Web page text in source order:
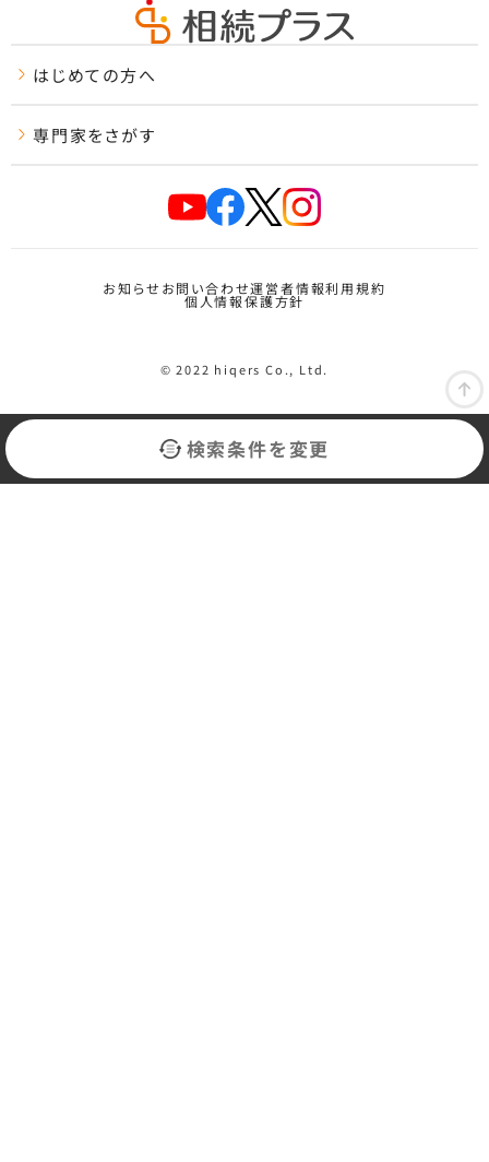
はじめての方へ
専門家をさがす
お知らせ お問い合わせ運営者情報利用規約
個人情報保護方針
© 2022 hiqers Co., Ltd.
検索条件を変更